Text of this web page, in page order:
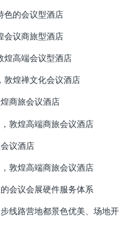
色的会议型酒店
会议商旅型酒店
煌高端会议型酒店
敦煌禅文化会议酒店
商旅会议酒店
敦煌高端商旅会议酒店
议酒店
敦煌高端商旅会议酒店
会议会展硬件服务体系
线路营地都景色优美、场地开